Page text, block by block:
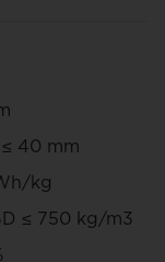
≤ 40 mm
kg
≤ 750 kg/m3